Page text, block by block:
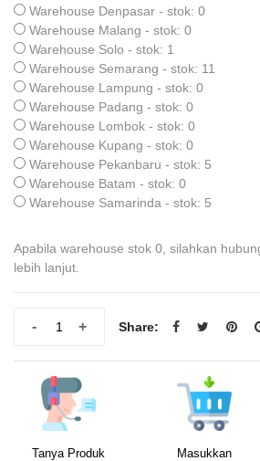
Warehouse Denpasar - stok: 0
Warehouse Malang - stok: 0
Warehouse Solo - stok: 1
Warehouse Semarang - stok: 11
Warehouse Lampung - stok: 0
Warehouse Padang - stok: 0
Warehouse Lombok - stok: 0
Warehouse Kupang - stok: 0
Warehouse Pekanbaru - stok: 5
Warehouse Batam - stok: 0
Warehouse Samarinda - stok: 5
Apabila warehouse stok 0, silahkan
lebih lanjut.
+
- Share:
Tanya Produk
Masukkan